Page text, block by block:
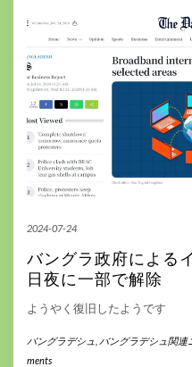
2024-07-24
バングラ政府による
日夜に一部で解除
ようやく復旧したようです
バングラデシュ バングラデシュ関連
ments